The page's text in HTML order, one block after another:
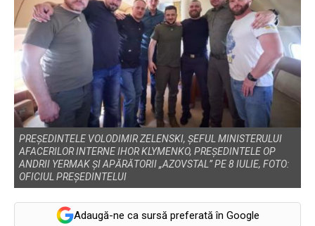
PREȘEDINTELE VOLODIMIR ZELENSKI, ȘEFUL MINISTERULUI
AFACERILOR INTERNE IHOR KLYMENKO, PREȘEDINTELE OP
ANDRII YERMAK ȘI APĂRĂTORII „AZOVSTAL” PE 8 IULIE, FOTO:
OFICIUL PREȘEDINTELUI
Adaugă-ne ca sursă preferată în Google